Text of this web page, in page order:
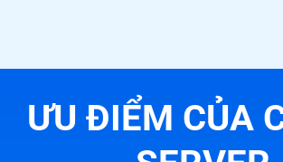
ƯU ĐIỂM CỦA